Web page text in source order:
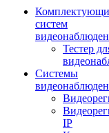
систем
Тестер
Системы
IP